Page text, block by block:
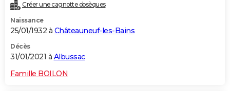
Créer une cagnotte obsèques
Naissance
25/01/1932 à Châteauneuf-les-Bains
Décès
31/01/2021 à Albussac
Famille BOILON